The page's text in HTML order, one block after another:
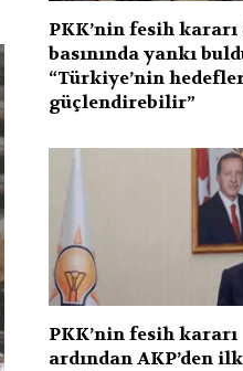
PKK’nin fesih
basınında yankı
“Türkiye’nin
güçlendirebilir”
PKK’nin fesih kararı
ardından AKP’den ilk